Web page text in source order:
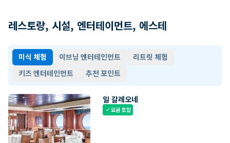
레스토랑, 시설, 엔터테이먼트, 에스테
미식 체험 이브닝 엔터테인먼트
리트릿 체험
키즈 엔터테인먼트
추천 포인트
일 갈레오네
check요금 포함